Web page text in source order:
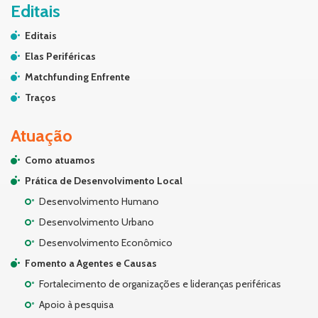
Editais
Editais
Elas Periféricas
Matchfunding Enfrente
Traços
Atuação
Como atuamos
Prática de Desenvolvimento Local
Desenvolvimento Humano
Desenvolvimento Urbano
Desenvolvimento Econômico
Fomento a Agentes e Causas
Fortalecimento de organizações e lideranças periféricas
Apoio à pesquisa